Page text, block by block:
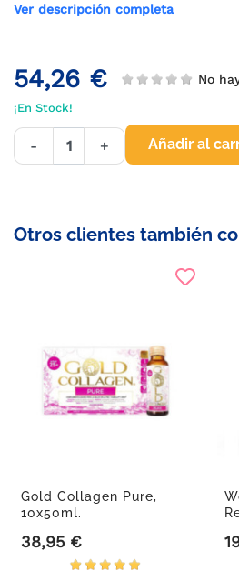
Ver descripción completa
54,26 € No
¡En Stock!
- + Añadir al
Otros clientes también
Gold Collagen Pure,
10x50ml.
Precio
38,95 €